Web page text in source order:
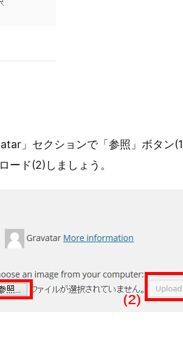
」セクションで「参照」ボタン
ード(2)しましょう。